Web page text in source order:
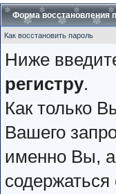
Форма восстановления
Как восстановить пароль
Ниже
регистру.
Как только
Вашего
именно Вы, а